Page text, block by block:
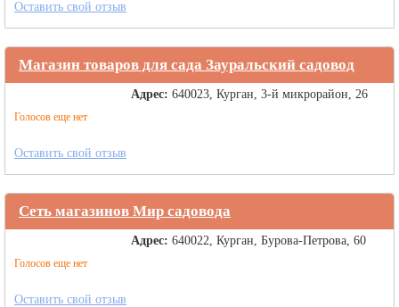
Оставить свой отзыв
Магазин товаров для сада Зауральский садовод
Голосов еще нет
Адрес: 640023, Курган, 3-й микрорайон, 26
Оставить свой отзыв
Сеть магазинов Мир садовода
Голосов еще нет
Адрес: 640022, Курган, Бурова-Петрова, 60
Оставить свой отзыв